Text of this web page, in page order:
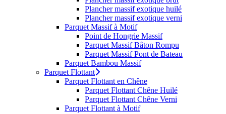
Plancher massif exotique huilé
Plancher massif exotique verni
Parquet Massif à Motif
Point de Hongrie Massif
Parquet Massif Bâton Rompu
Parquet Massif Pont de Bateau
Parquet Bambou Massif
Parquet Flottant
Parquet Flottant en Chêne
Parquet Flottant Chêne Huilé
Parquet Flottant Chêne Verni
Parquet Flottant à Motif